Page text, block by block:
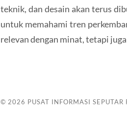
teknik, dan desain akan terus
untuk memahami tren
relevan dengan minat, tetapi
© 2026 PUSAT INFORMASI